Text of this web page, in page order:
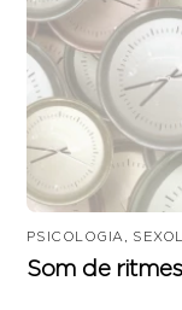
PSICOLOGIA,
Som de